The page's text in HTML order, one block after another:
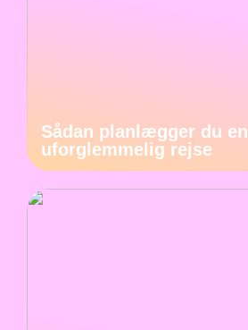
Sådan planlægger du en
uforglemmelig rejse